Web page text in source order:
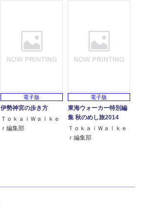
電子版
伊勢神宮の歩き方
ＴｏｋａｉＷａｌｋｅ
ｒ編集部
電子版
東海ウォーカー特別編
集 秋のめし旅2014
ＴｏｋａｉＷａｌｋｅ
ｒ編集部